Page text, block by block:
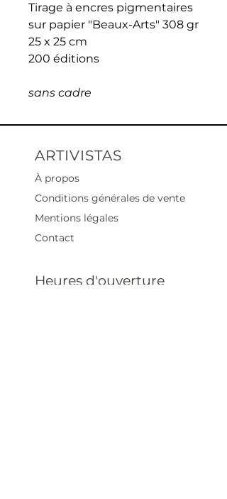
Tirage à encres pigmentaires
sur papier "Beaux-Arts" 308 gr
25 x 25 cm
200 éditions
sans cadre
ARTIVISTAS
À propos
Conditions générales de vente
Mentions légales
Contact
Heures d'ouverture